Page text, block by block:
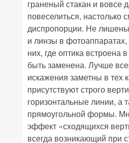
граненый стакан и вовсе
повеселиться,
диспропорции. Не лишены
и линзы в фотоаппаратах,
них, где оптика встроена
быть заменена. Лучше
искажения заметны в тех
присутствуют строго
горизонтальные линии, а
прямоугольной формы.
эффект «сходящихся
всегда возникающий при